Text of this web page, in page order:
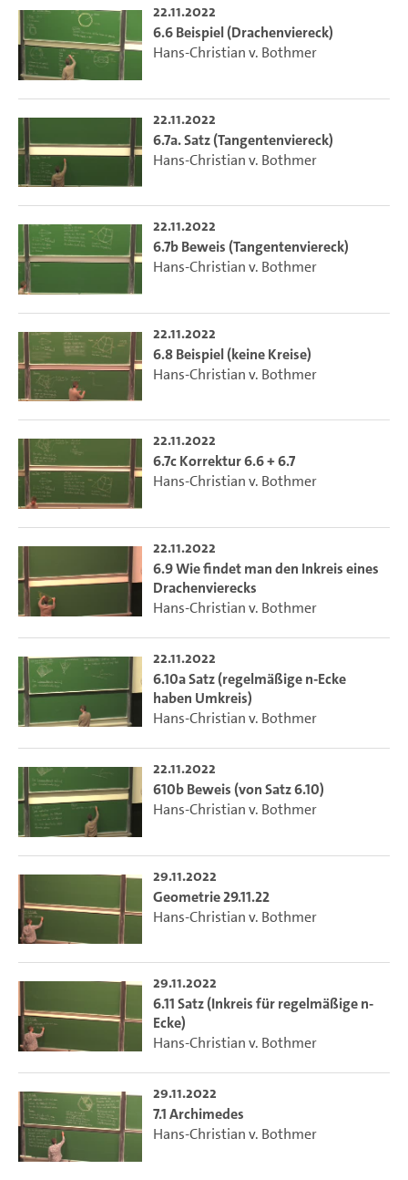
22.11.2022
6.6 Beispiel (Drachenviereck)
Hans-Christian v. Bothmer
22.11.2022
6.7a. Satz (Tangentenviereck)
Hans-Christian v. Bothmer
22.11.2022
6.7b Beweis (Tangentenviereck)
Hans-Christian v. Bothmer
22.11.2022
6.8 Beispiel (keine Kreise)
Hans-Christian v. Bothmer
22.11.2022
6.7c Korrektur 6.6 + 6.7
Hans-Christian v. Bothmer
22.11.2022
6.9 Wie findet man den Inkreis eines
Drachenvierecks
Hans-Christian v. Bothmer
22.11.2022
6.10a Satz (regelmäßige n-Ecke
haben Umkreis)
Hans-Christian v. Bothmer
22.11.2022
610b Beweis (von Satz 6.10)
Hans-Christian v. Bothmer
29.11.2022
Geometrie 29.11.22
Hans-Christian v. Bothmer
29.11.2022
6.11 Satz (Inkreis für regelmäßige n-
Ecke)
Hans-Christian v. Bothmer
29.11.2022
7.1 Archimedes
Hans-Christian v. Bothmer